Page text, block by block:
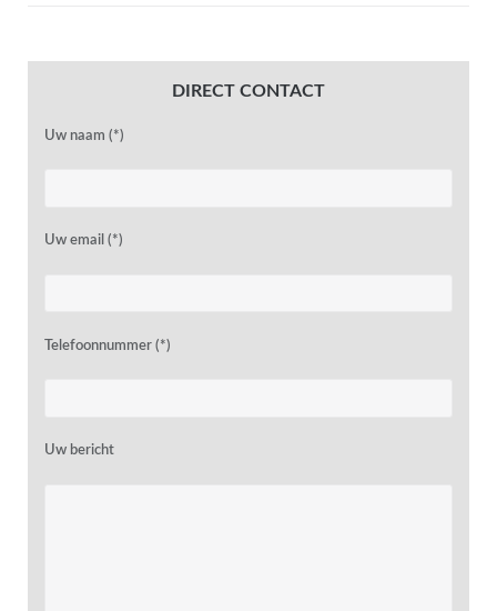
DIRECT CONTACT
Uw naam (*)
Uw email (*)
Telefoonnummer (*)
Uw bericht